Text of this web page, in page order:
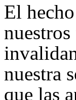
El
nuestra
que las